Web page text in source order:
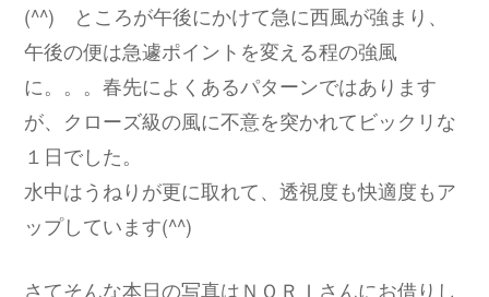
(^^) ところが午後にかけて急に西風が強まり、
午後の便は急遽ポイントを変える程の強風
に。。。春先によくあるパターンではあります
が、クローズ級の風に不意を突かれてビックリな
１日でした。
水中はうねりが更に取れて、透視度も快適度もア
ップしています(^^)
さてそんな本日の写真はＮＯＲＩさんにお借りし